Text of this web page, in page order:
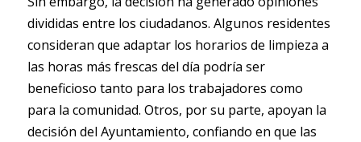
divididas entre los ciudadanos. Algunos residentes
consideran que adaptar los horarios de limpieza a
las horas más frescas del día podría ser
beneficioso tanto para los trabajadores como
para la comunidad. Otros, por su parte, apoyan la
decisión del Ayuntamiento, confiando en que las